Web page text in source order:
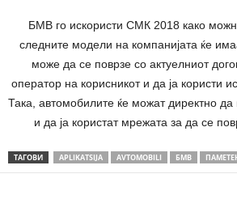
БМВ го искористи СМК 2018 како
следните модели на компанијата ќе
може да се поврзе со актуелниот
оператор на корисникот и да ја користи
Така, автомобилите ќе можат директно
и да ја користат мрежата за да се
ТАГОВИ APLIKATSIJA AVTOMOBILI БМВ